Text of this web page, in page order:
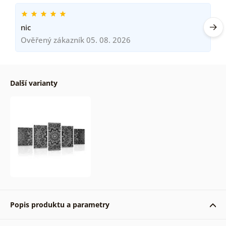
nic
Ověřený zákazník 05. 08. 2026
Další varianty
Popis produktu a parametry